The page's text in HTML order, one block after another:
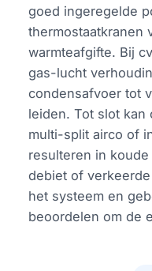
goed ingeregelde
thermostaatkranen
warmteafgifte. Bij
gas-lucht
condensafvoer tot
leiden. Tot slot kan
multi-split airco of
resulteren in
debiet of
het systeem en
beoordelen om de